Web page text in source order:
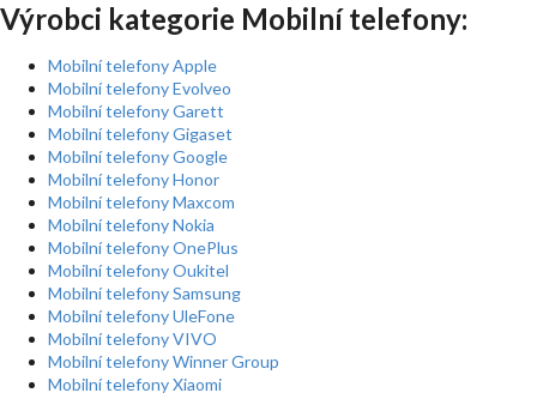
Výrobci kategorie Mobilní telefony:
Mobilní telefony Apple
Mobilní telefony Evolveo
Mobilní telefony Garett
Mobilní telefony Gigaset
Mobilní telefony Google
Mobilní telefony Honor
Mobilní telefony Maxcom
Mobilní telefony Nokia
Mobilní telefony OnePlus
Mobilní telefony Oukitel
Mobilní telefony Samsung
Mobilní telefony UleFone
Mobilní telefony VIVO
Mobilní telefony Winner Group
Mobilní telefony Xiaomi